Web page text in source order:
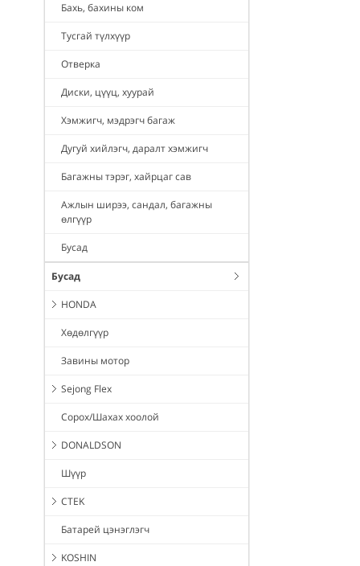
Бахь, бахины ком
Тусгай түлхүүр
Отверка
Диски, цүүц, хуурай
Хэмжигч, мэдрэгч багаж
Дугуй хийлэгч, даралт хэмжигч
Багажны тэрэг, хайрцаг сав
Ажлын ширээ, сандал, багажны
өлгүүр
Бусад
Бусад
HONDA
Хөдөлгүүр
Завины мотор
Sejong Flex
Сорох/Шахах хоолой
DONALDSON
Шүүр
CTEK
Батарей цэнэглэгч
KOSHIN